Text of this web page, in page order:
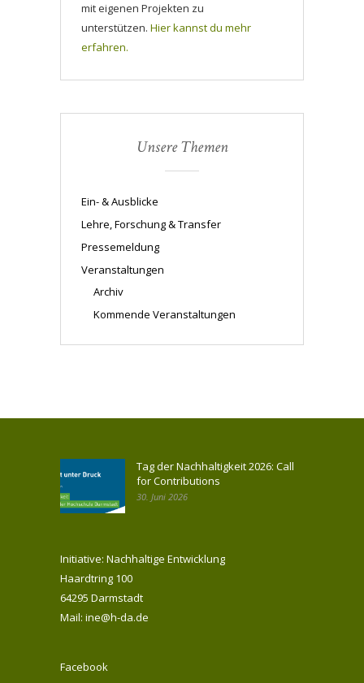
mit eigenen Projekten zu
unterstützen. Hier kannst du mehr
erfahren.
Unsere Themen
Ein- & Ausblicke
Lehre, Forschung & Transfer
Pressemeldung
Veranstaltungen
Archiv
Kommende Veranstaltungen
Tag der Nachhaltigkeit 2026: Call
for Contributions
30. Juni 2026
Initiative: Nachhaltige Entwicklung
Haardtring 100
64295 Darmstadt
Mail: ine@h-da.de
Facebook